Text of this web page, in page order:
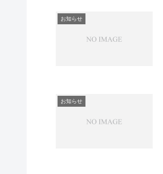
お知らせ
お知らせ